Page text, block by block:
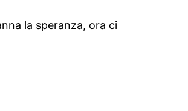
la speranza, ora ci